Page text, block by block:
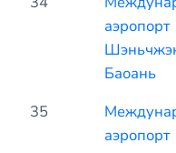
аэропорт
Баоань
35
аэропорт